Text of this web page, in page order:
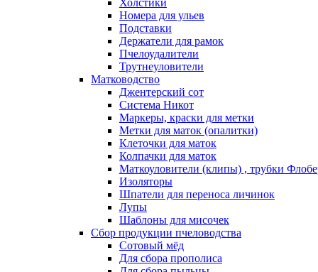
Холстики
Номера для ульев
Подставки
Держатели для рамок
Пчелоудалители
Трутнеуловители
Матководство
Джентерский сот
Система Никот
Маркеры, краски для метки
Метки для маток (опалитки)
Клеточки для маток
Колпачки для маток
Маткоуловители (клипы) , трубки
Изоляторы
Шпатели для переноса личинок
Лупы
Шаблоны для мисочек
Сбор продукции пчеловодства
Сотовый мёд
Для сбора прополиса